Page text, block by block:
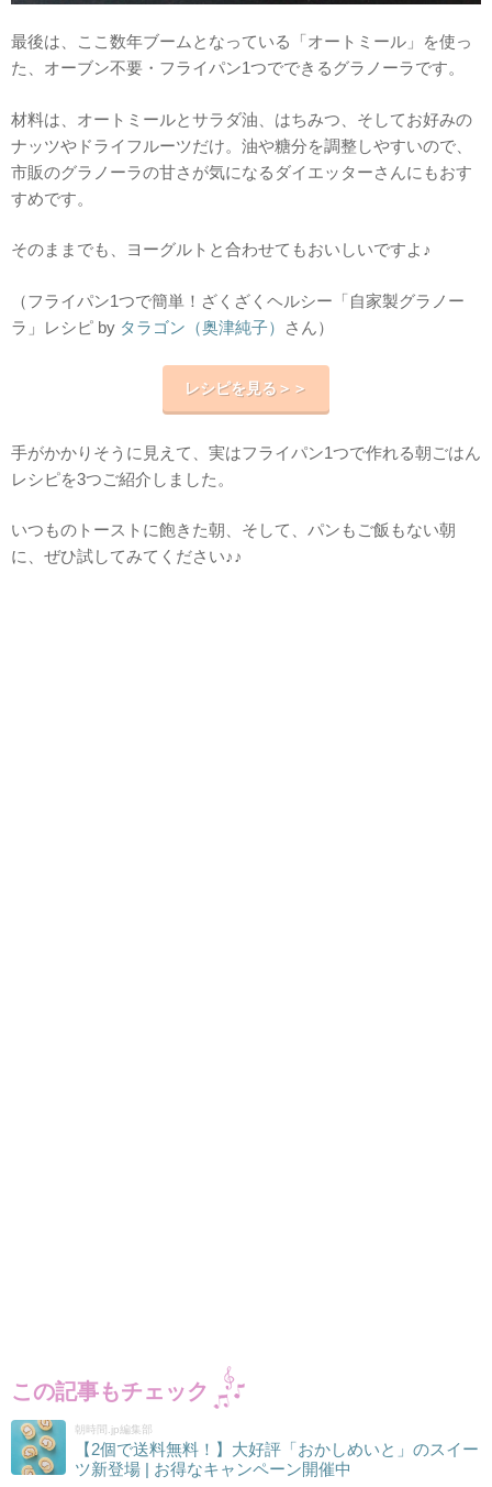
最後は、ここ数年ブームとなっている「オートミール」を使っ
た、オーブン不要・フライパン1つでできるグラノーラです。
材料は、オートミールとサラダ油、はちみつ、そしてお好みの
ナッツやドライフルーツだけ。油や糖分を調整しやすいので、
市販のグラノーラの甘さが気になるダイエッターさんにもおす
すめです。
そのままでも、ヨーグルトと合わせてもおいしいですよ♪
（フライパン1つで簡単！ざくざくヘルシー「自家製グラノー
ラ」レシピ by タラゴン（奥津純子） さん）
レシピを見る＞＞
手がかかりそうに見えて、実はフライパン1つで作れる朝ごはん
レシピを3つご紹介しました。
いつものトーストに飽きた朝、そして、パンもご飯もない朝
に、ぜひ試してみてください♪♪
この記事もチェック
朝時間.jp編集部
【2個で送料無料！】大好評「おかしめいと」のスイー
ツ新登場 | お得なキャンペーン開催中